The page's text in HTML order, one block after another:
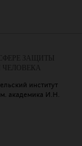
ЗАЩИТЫ
ЧЕЛОВЕКА
институт
академика И.Н.